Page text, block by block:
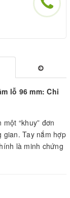
lỗ 96 mm: Chi
“khuy” đơn
gian. Tay nắm hợp
là minh chứng